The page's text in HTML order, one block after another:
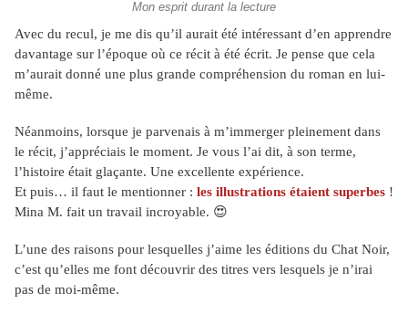
Mon esprit durant la lecture
Avec du recul, je me dis qu’il aurait été intéressant d’en apprendre
davantage sur l’époque où ce récit à été écrit. Je pense que cela
m’aurait donné une plus grande compréhension du roman en lui-
même.
Néanmoins, lorsque je parvenais à m’immerger pleinement dans
le récit, j’appréciais le moment. Je vous l’ai dit, à son terme,
l’histoire était glaçante. Une excellente expérience.
Et puis… il faut le mentionner : les illustrations étaient superbes !
Mina M. fait un travail incroyable. 😍
L’une des raisons pour lesquelles j’aime les éditions du Chat Noir,
c’est qu’elles me font découvrir des titres vers lesquels je n’irai
pas de moi-même.